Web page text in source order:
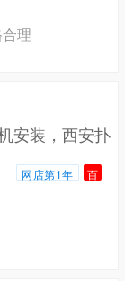
理
安装，西安扑
网店第1年 百